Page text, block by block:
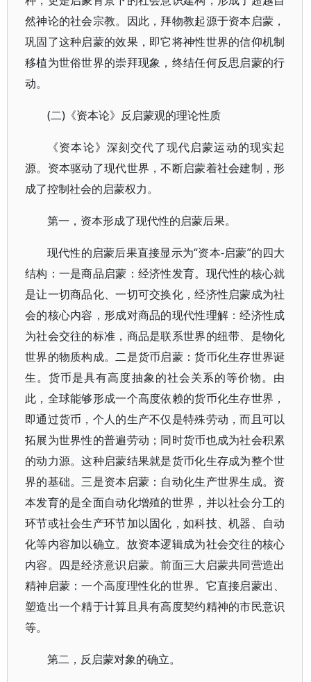
然神论的社会宗教。因此，拜物教起源于资本启蒙，
巩固了这种启蒙的效果，即它将神性世界的信仰机制
移植为世俗世界的崇拜现象，终结任何反思启蒙的行
动。
(二)《资本论》反启蒙观的理论性质
《资本论》深刻交代了现代启蒙运动的现实起
源。资本驱动了现代世界，不断启蒙着社会建制，形
成了控制社会的启蒙权力。
第一，资本形成了现代性的启蒙后果。
现代性的启蒙后果直接显示为“资本-启蒙”的四大
结构：一是商品启蒙：经济性发育。现代性的核心就
是让一切商品化、一切可交换化，经济性启蒙成为社
会的核心内容，形成对商品的现代性理解：经济性成
为社会交往的标准，商品是联系世界的纽带、是物化
世界的物质构成。二是货币启蒙：货币化生存世界诞
生。货币是具有高度抽象的社会关系的等价物。由
此，全球能够形成一个高度依赖的货币化生存世界，
即通过货币，个人的生产不仅是特殊劳动，而且可以
拓展为世界性的普遍劳动；同时货币也成为社会积累
的动力源。这种启蒙结果就是货币化生存成为整个世
界的基础。三是资本启蒙：自动化生产世界生成。资
本发育的是全面自动化增殖的世界，并以社会分工的
环节或社会生产环节加以固化，如科技、机器、自动
化等内容加以确立。故资本逻辑成为社会交往的核心
内容。四是经济意识启蒙。前面三大启蒙共同营造出
精神启蒙：一个高度理性化的世界。它直接启蒙出、
塑造出一个精于计算且具有高度契约精神的市民意识
等。
第二，反启蒙对象的确立。